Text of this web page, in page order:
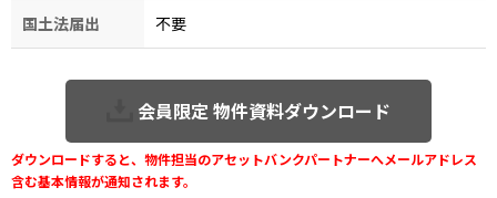
国土法届出 不要
会員限定 物件資料ダウンロード
ダウンロードすると、物件担当のアセットバンクパートナーへメールアドレス
含む基本情報が通知されます。